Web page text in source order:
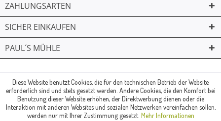
ZAHLUNGSARTEN
SICHER EINKAUFEN
PAUL´S MÜHLE
© Paul's Mühle | Inhaber: Christof Paul e.K. | Westring 2 | 45659
Recklinghausen
Fax: 02361 -28831 | E-Mail: info@pauls-muehle.de
Diese Website benutzt Cookies, die für den technischen Betrieb der Website
erforderlich sind und stets gesetzt werden. Andere Cookies, die den Komfort bei
Benutzung dieser Website erhöhen, der Direktwerbung dienen oder die
Interaktion mit anderen Websites und sozialen Netzwerken vereinfachen sollen,
werden nur mit Ihrer Zustimmung gesetzt. Mehr Informationen